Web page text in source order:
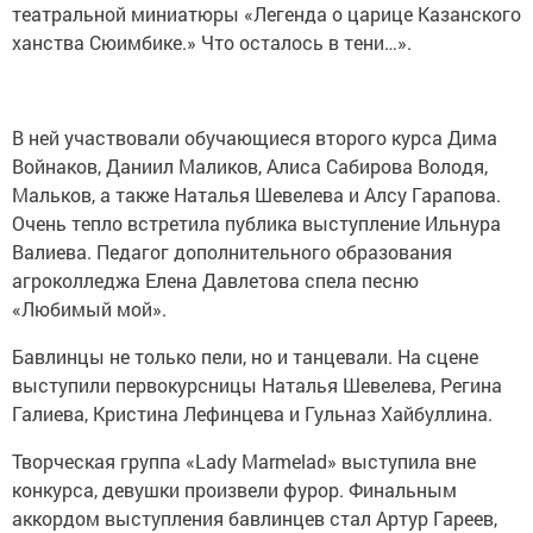
театральной миниатюры «Легенда о царице Казанского
ханства Сюимбике.» Что осталось в тени…».
В ней участвовали обучающиеся второго курса Дима
Войнаков, Даниил Маликов, Алиса Сабирова Володя,
Мальков, а также Наталья Шевелева и Алсу Гарапова.
Очень тепло встретила публика выступление Ильнура
Валиева. Педагог дополнительного образования
агроколледжа Елена Давлетова спела песню
«Любимый мой».
Бавлинцы не только пели, но и танцевали. На сцене
выступили первокурсницы Наталья Шевелева, Регина
Галиева, Кристина Лефинцева и Гульназ Хайбуллина.
Творческая группа «Lady Marmelad» выступила вне
конкурса, девушки произвели фурор. Финальным
аккордом выступления бавлинцев стал Артур Гареев,